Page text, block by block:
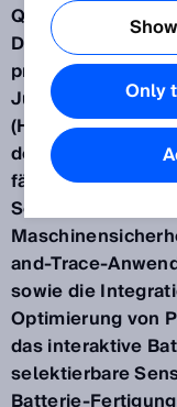
Digitalisierung –
präsentiert und
Juni 2026 auf der
(Halle3, Stand
der
fähige 2D- und
Sensoren,
and-Trace-
sowie die
Optimierung von
das interaktive
selektierbare
Only